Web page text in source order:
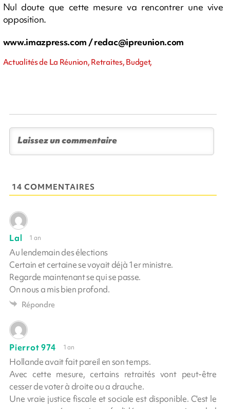
Nul doute que cette mesure va rencontrer une vive
opposition.
www.imazpress.com /redac@ipreunion.com
Actualités de La Réunion, Retraites, Budget,
14 COMMENTAIRES
Lal 1 an
Au lendemain des élections
Certain et certaine se voyait déjà 1er ministre.
Regarde maintenant se qui se passe.
On nous a mis bien profond.
Répondre
Pierrot 974 1 an
Hollande avait fait pareil en son temps.
Avec cette mesure, certains retraités vont peut-être
cesser de voter à droite ou a drauche.
Une vraie justice fiscale et sociale est disponible. C'est le